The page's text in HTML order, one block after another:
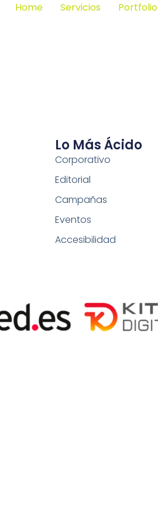
Home Servicios Portfolio
Lo Más Ácido
Corporativo
Editorial
Campañas
Eventos
Accesibilidad